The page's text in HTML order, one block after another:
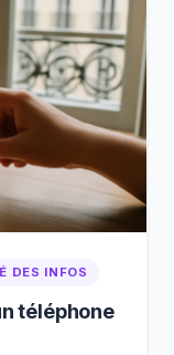
DES INFOS
téléphone